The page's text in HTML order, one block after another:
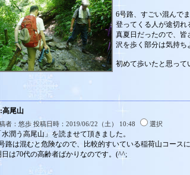
6号路、すごい混んで
登ってくる人が途切れ
真夏日だったので、皆
沢を歩く部分は気持ち
初めて歩いたと思って
高尾山
者：悠歩 投稿日時：2019/06/22（土） 10:48 選択
水潤う高尾山」を読ませて頂きました。
路は混むと危険なので、比較的すいている稲荷山コースに
日は70代の高齢者ばかりなのです。(^^;